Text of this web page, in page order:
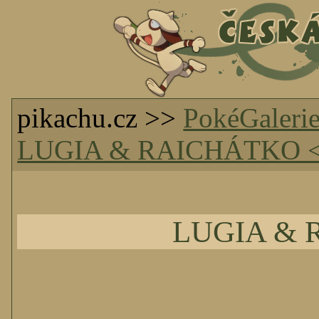
pikachu.cz >>
LUGIA & RAICHÁTKO
LUGIA &